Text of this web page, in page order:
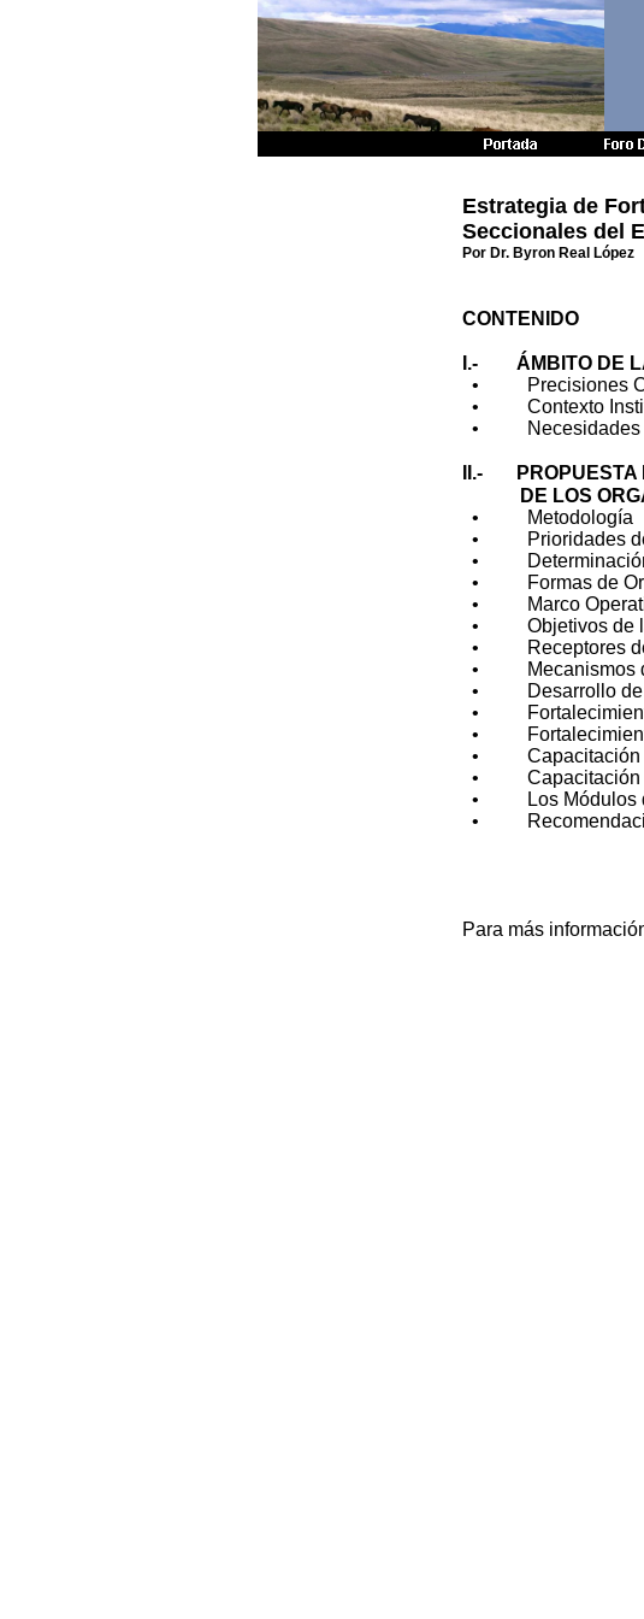
Estrategia de
Seccionales del
Por Dr. Byron Real López
CONTENIDO
I.- ÁMBITO DE
• Precisiones
• Contexto
• Necesidades de
II.- PROPUESTA
DE LOS
• Metodología
• Prioridades de
• Determinación
• Formas de
• Marco
• Objetivos de
• Receptores de
• Mecanismos de
• Desarrollo de la
• Fortalecimiento
• Fortalecimiento
• Capacitación
• Capacitación
• Los Módulos
•
Para más